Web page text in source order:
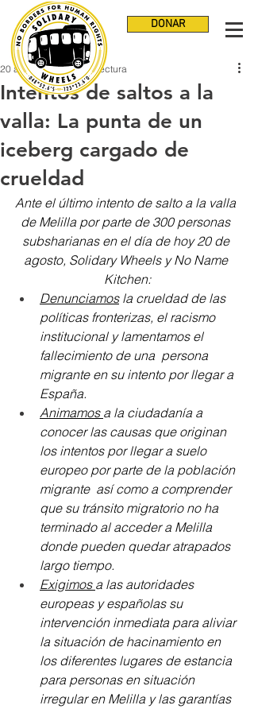
DONAR
Intentos de saltos a la
valla: La punta de un
iceberg cargado de
crueldad
20 ago 2020 3 min de lectura
Ante el último intento de salto a la valla
de Melilla por parte de 300 personas
subsharianas en el día de hoy 20 de
agosto, Solidary Wheels y No Name
Kitchen:
Denunciamos la crueldad de las
políticas fronterizas, el racismo
institucional y lamentamos el
fallecimiento de una  persona
migrante en su intento por llegar a
España.
Animamos a la ciudadanía a
conocer las causas que originan
los intentos por llegar a suelo
europeo por parte de la población
migrante  así como a comprender
que su tránsito migratorio no ha
terminado al acceder a Melilla
donde pueden quedar atrapados
largo tiempo.
Exigimos a las autoridades
europeas y españolas su
intervención inmediata para aliviar
la situación de hacinamiento en
los diferentes lugares de estancia
para personas en situación
irregular en Melilla y las garantías